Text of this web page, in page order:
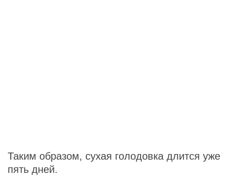
Таким образом, сухая голодовка длится уже
пять дней.